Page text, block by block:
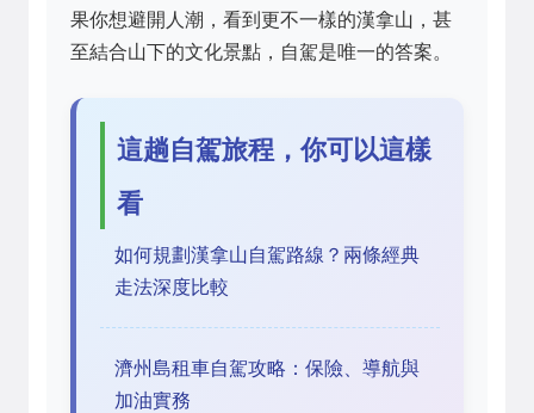
果你想避開人潮，看到更不一樣的漢拿山，甚
至結合山下的文化景點，自駕是唯一的答案。
這趟自駕旅程，你可以這樣
看
如何規劃漢拿山自駕路線？兩條經典
走法深度比較
濟州島租車自駕攻略：保險、導航與
加油實務